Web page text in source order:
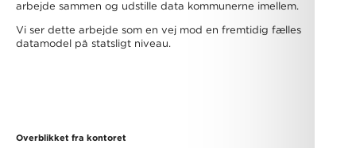
arbejde sammen og udstille data kommunerne imellem.
Vi ser dette arbejde som en vej mod en fremtidig fælles
datamodel på statsligt niveau.
Overblikket fra kontoret